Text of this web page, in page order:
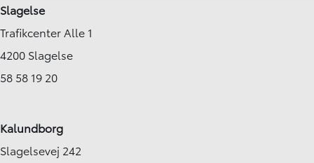
Slagelse
Trafikcenter Alle 1
4200 Slagelse
58 58 19 20
Kalundborg
Slagelsevej 242